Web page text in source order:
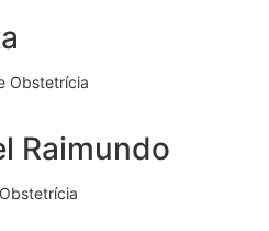
Obstetrícia
Raimundo